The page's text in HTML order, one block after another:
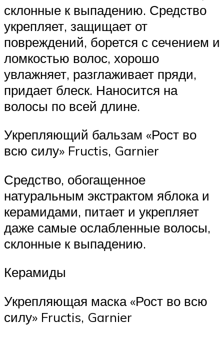
склонные к выпадению. Средство
укрепляет, защищает от
повреждений, борется с сечением и
ломкостью волос, хорошо
увлажняет, разглаживает пряди,
придает блеск. Наносится на
волосы по всей длине.
Укрепляющий бальзам «Рост во
всю силу» Fructis, Garnier
Средство, обогащенное
натуральным экстрактом яблока и
керамидами, питает и укрепляет
даже самые ослабленные волосы,
склонные к выпадению.
Керамиды
Укрепляющая маска «Рост во всю
силу» Fructis, Garnier